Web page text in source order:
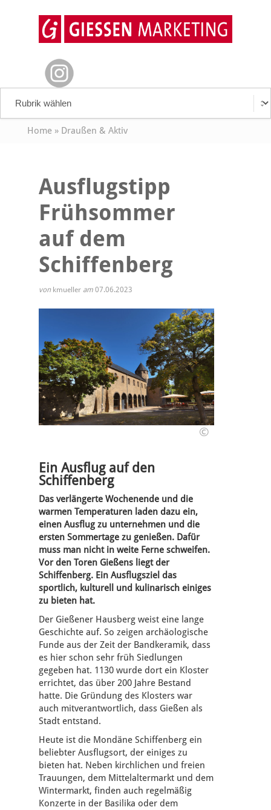
Home» Draußen & Aktiv
Ausflugstipp
Frühsommer
auf dem
Schiffenberg
von kmueller am 07.06.2023
©
Ein Ausflug auf den
Schiffenberg
Das verlängerte Wochenende und die
warmen Temperaturen laden dazu ein,
einen Ausflug zu unternehmen und die
ersten Sommertage zu genießen. Dafür
muss man nicht in weite Ferne schweifen.
Vor den Toren Gießens liegt der
Schiffenberg. Ein Ausflugsziel das
sportlich, kulturell und kulinarisch einiges
zu bieten hat.
Der Gießener Hausberg weist eine lange
Geschichte auf. So zeigen archäologische
Funde aus der Zeit der Bandkeramik, dass
es hier schon sehr früh Siedlungen
gegeben hat. 1130 wurde dort ein Kloster
errichtet, das über 200 Jahre Bestand
hatte. Die Gründung des Klosters war
auch mitverantwortlich, dass Gießen als
Stadt entstand.
Heute ist die Mondäne Schiffenberg ein
beliebter Ausflugsort, der einiges zu
bieten hat. Neben kirchlichen und freien
Trauungen, dem Mittelaltermarkt und dem
Wintermarkt, finden auch regelmäßig
Konzerte in der Basilika oder dem